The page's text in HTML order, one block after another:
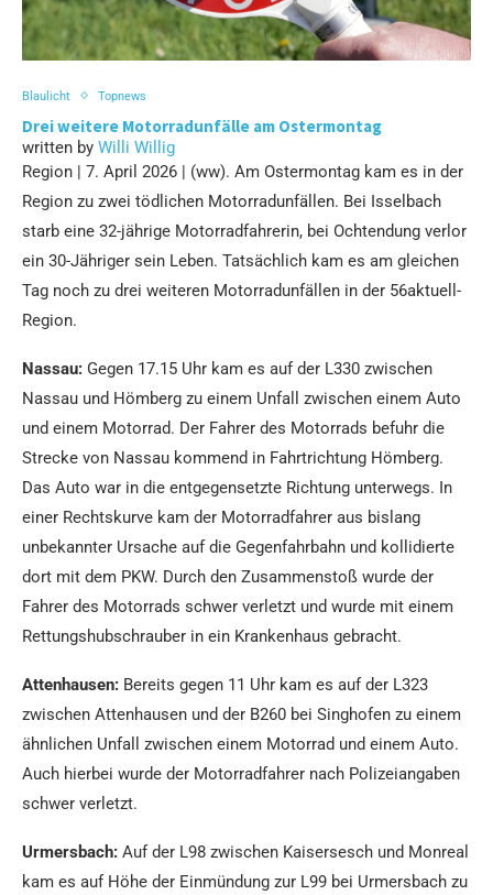
Blaulicht Topnews
Drei weitere Motorradunfälle am Ostermontag
written by Willi Willig
Region | 7. April 2026 | (ww). Am Ostermontag kam es in der
Region zu zwei tödlichen Motorradunfällen. Bei Isselbach
starb eine 32-jährige Motorradfahrerin, bei Ochtendung verlor
ein 30-Jähriger sein Leben. Tatsächlich kam es am gleichen
Tag noch zu drei weiteren Motorradunfällen in der 56aktuell-
Region.
Nassau: Gegen 17.15 Uhr kam es auf der L330 zwischen
Nassau und Hömberg zu einem Unfall zwischen einem Auto
und einem Motorrad. Der Fahrer des Motorrads befuhr die
Strecke von Nassau kommend in Fahrtrichtung Hömberg.
Das Auto war in die entgegensetzte Richtung unterwegs. In
einer Rechtskurve kam der Motorradfahrer aus bislang
unbekannter Ursache auf die Gegenfahrbahn und kollidierte
dort mit dem PKW. Durch den Zusammenstoß wurde der
Fahrer des Motorrads schwer verletzt und wurde mit einem
Rettungshubschrauber in ein Krankenhaus gebracht.
Attenhausen: Bereits gegen 11 Uhr kam es auf der L323
zwischen Attenhausen und der B260 bei Singhofen zu einem
ähnlichen Unfall zwischen einem Motorrad und einem Auto.
Auch hierbei wurde der Motorradfahrer nach Polizeiangaben
schwer verletzt.
Urmersbach: Auf der L98 zwischen Kaisersesch und Monreal
kam es auf Höhe der Einmündung zur L99 bei Urmersbach zu